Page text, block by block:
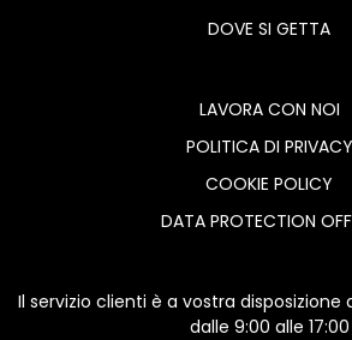
DOVE SI GETTA
LAVORA CON NOI
POLITICA DI PRIVACY
COOKIE POLICY
DATA PROTECTION
Il servizio clienti è a vostra disposizione
dalle 9:00 alle 17:00